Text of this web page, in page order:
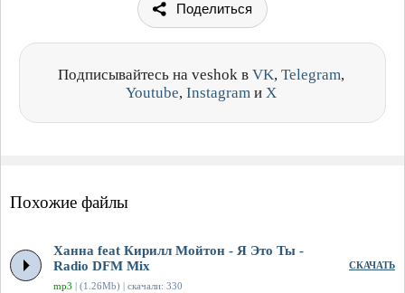
Поделиться
Подписывайтесь на veshok в VK, Telegram,
Youtube, Instagram и X
Похожие файлы
Ханна feat Кирилл Мойтон - Я Это Ты -
Radio DFM Mix
mp3 | (1.26Mb) | скачали: 330
СКАЧАТЬ